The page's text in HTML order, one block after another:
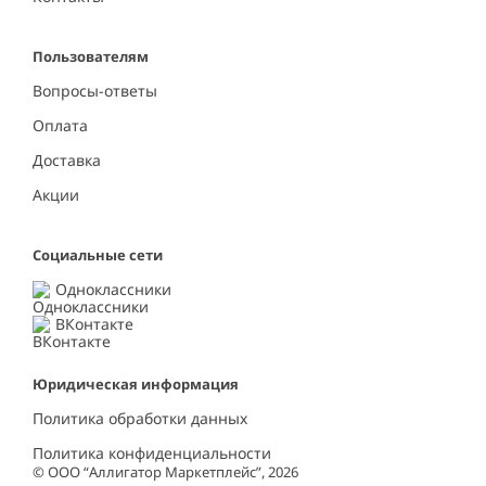
Пользователям
Вопросы-ответы
Оплата
Доставка
Акции
Социальные сети
Одноклассники
ВКонтакте
Юридическая информация
Политика обработки данных
Политика конфиденциальности
© ООО “Аллигатор Маркетплейс”, 2026